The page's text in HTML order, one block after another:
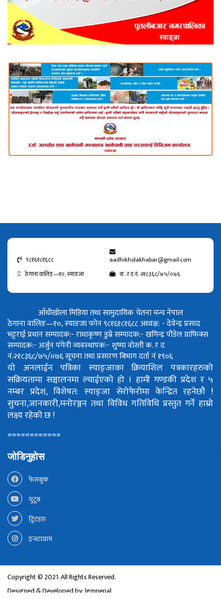
९८१६१८१६८८
aadhikholakhabar@gmail.com
ठेगाना वालिङ—१०, स्याङजा
क. र द नं. २१८३६८/७५/०७६
आँधीखोला मिडिया तथा सामुदायिक चेतना मन्च नेपाल
ठेगाना वालिङ—१०, स्याङजा फोन ९८१६१८१६८८अध्यक्ष: - देवेन्द्र प्रसाद
भट्टराईप्रधान सम्पादक:- राधाकृष्ण डुम्रेसम्पादक:- खगिन्द्र पौडेलग्राफिक्स
सम्पादक:- अर्जुन पंगेनीव्यवस्थापक:- शुष्मा वोस्तीक. र द
नं.२१८३६८/७५/०७६सूचना तथा प्रसारण बिभाग दर्ता नं १९०६
यो अनलाईन पत्रिका स्याङ्जाका क्रियाशिल पत्रकारहरुको
सक्रियतामा सञ्चालनमा ल्याईएको हो । हामी गण्डकी प्रदेश र ५
नम्बर प्रदेश, विशेषत: स्याङ्जा सेरोफेरोमा केन्द्रित रहनेछौ !
सुचना,जानकारी,मनोरञ्जन तथा विविध गतिविधि प्रस्तुत गर्ने हाम्रो
लक्ष्य रहेको छ !
============
जोडिनुहोस
फेसबुक
युटूब
ट्विटहरु
इन्स्टाग्राम
Copyright © 2021. All Rights Reserved.
Designed & Developed by:lgmnepal